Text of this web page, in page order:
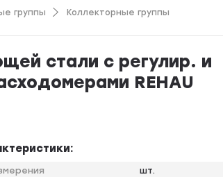
группы Коллекторные группы
стали с регулир. и
REHAU
шт.